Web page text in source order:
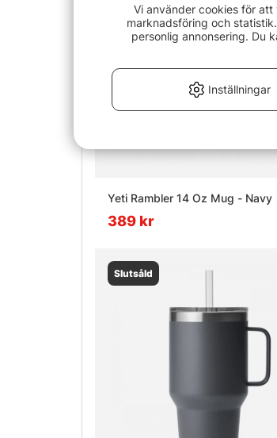
Yeti Rambler 14 Oz Mug - Navy
389 kr
Slutsåld
Vi använder cookies för
marknadsföring och
personlig annonsering. Du
Inställningar